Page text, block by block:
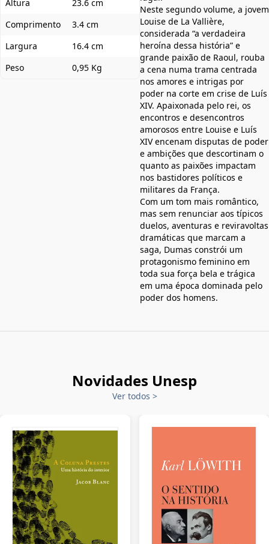
Altura
23.6 cm
Comprimento
3.4 cm
Largura
16.4 cm
Peso
0,95 Kg
Neste segundo volume, a jovem
Louise de La Vallière,
considerada “a verdadeira
heroína dessa história” e
grande paixão de Raoul, rouba
a cena numa trama centrada
nos amores e intrigas por
poder na corte em crise de Luís
XIV. Apaixonada pelo rei, os
encontros e desencontros
amorosos entre Louise e Luís
XIV encenam disputas de poder
e ambições que descortinam o
quanto as paixões impactam
nos bastidores políticos e
militares da França.
Com um tom mais romântico,
mas sem renunciar aos típicos
duelos, aventuras e reviravoltas
dramáticas que marcam a
saga, Dumas constrói um
protagonismo feminino em
toda sua força bela e trágica
em uma época dominada pelo
poder dos homens.
Novidades Unesp
Ver todos >